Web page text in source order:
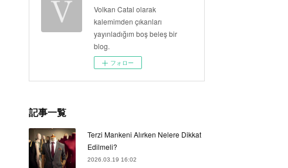
Volkan Catal olarak
kalemimden çıkanları
yayınladığım boş beleş bir
blog.
フォロー
記事一覧
Terzi Mankeni Alırken Nelere Dikkat
Edilmeli?
2026.03.19 16:02